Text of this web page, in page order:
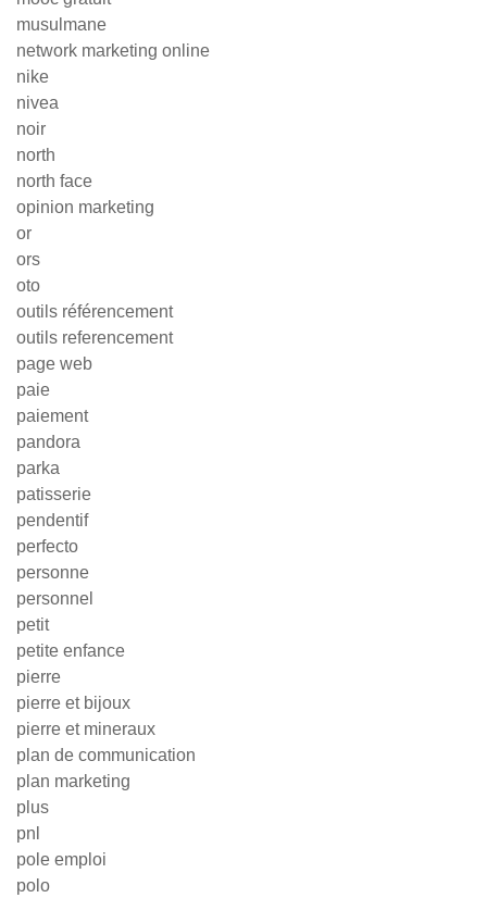
musulmane
network marketing online
nike
nivea
noir
north
north face
opinion marketing
or
ors
oto
outils référencement
outils referencement
page web
paie
paiement
pandora
parka
patisserie
pendentif
perfecto
personne
personnel
petit
petite enfance
pierre
pierre et bijoux
pierre et mineraux
plan de communication
plan marketing
plus
pnl
pole emploi
polo